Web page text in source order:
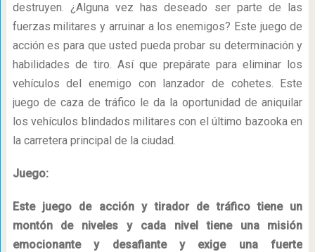
destruyen. ¿Alguna vez has deseado ser parte de las
fuerzas militares y arruinar a los enemigos? Este juego de
acción es para que usted pueda probar su determinación y
habilidades de tiro. Así que prepárate para eliminar los
vehículos del enemigo con lanzador de cohetes. Este
juego de caza de tráfico le da la oportunidad de aniquilar
los vehículos blindados militares con el último bazooka en
la carretera principal de la ciudad.
Juego:
Este juego de acción y tirador de tráfico tiene un
montón de niveles y cada nivel tiene una misión
emocionante y desafiante y exige una fuerte